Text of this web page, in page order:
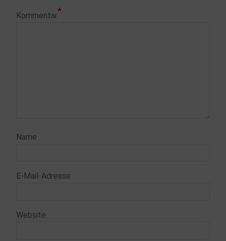
Kommentar*
Name
E-Mail-Adresse
Website